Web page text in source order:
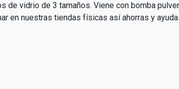
vidrio de 3 tamaños. Viene con bomba
en nuestras tiendas físicas así ahorras y